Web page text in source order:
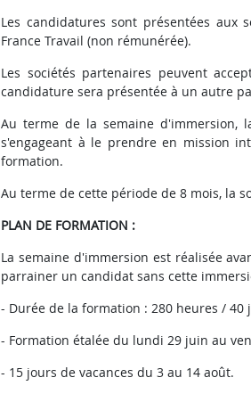
Les candidatures sont présentées aux
France Travail (non rémunérée).
Les sociétés partenaires peuvent
candidature sera présentée à un autre
Au terme de la semaine d'immersion,
s'engageant à le prendre en mission
formation.
Au terme de cette période de 8 mois, la
PLAN DE FORMATION :
La semaine d'immersion est réalisée
parrainer un candidat sans cette
- Durée de la formation : 280 heures / 40
- Formation étalée du lundi 29 juin au
- 15 jours de vacances du 3 au 14 août.